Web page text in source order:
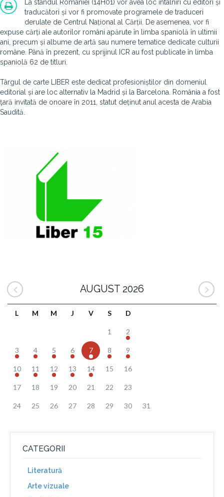
La standul României (14H01) vor avea loc întâlniri cu editori și
traducători și vor fi promovate programele de traduceri
derulate de Centrul Național al Cărții. De asemenea, vor fi
expuse cărți ale autorilor români apărute în limba spaniolă în ultimii
ani, precum și albume de artă sau numere tematice dedicate culturii
române. Până în prezent, cu sprijinul ICR au fost publicate în limba
spaniolă 62 de titluri.
Târgul de carte LIBER este dedicat profesioniștilor din domeniul
editorial și are loc alternativ la Madrid și la Barcelona. România a fost
ţară invitată de onoare în 2011, statut deținut anul acesta de Arabia
Saudită.
AUGUST 2026
L M M J V S D
1 2
3 4 5 6 7 8 9
10 11 12 13 14 15 16
17 18 19 20 21 22 23
24 25 26 27 28 29 30 31
CATEGORII
Literatură
Arte vizuale